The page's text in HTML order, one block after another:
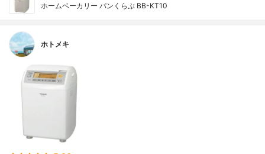
ホームベーカリー パンくらぶ BB-KT10
ホトメキ